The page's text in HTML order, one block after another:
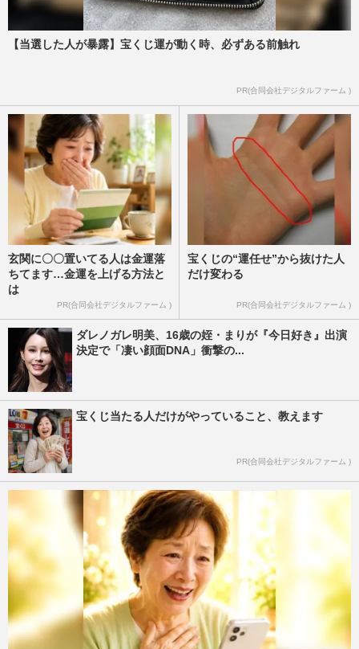
【当選した人が暴露】宝くじ運が動く時、必ずある前触れ
PR(合同会社デジタルファーム )
玄関に〇〇置いてる人は金運落
ちてます…金運を上げる方法と
は
PR(合同会社デジタルファーム )
宝くじの“運任せ”から抜けた人
だけ変わる
PR(合同会社デジタルファーム )
ダレノガレ明美、16歳の姪・まりが『今日好き』出演
決定で「凄い顔面DNA」衝撃の...
宝くじ当たる人だけがやっていること、教えます
PR(合同会社デジタルファーム )